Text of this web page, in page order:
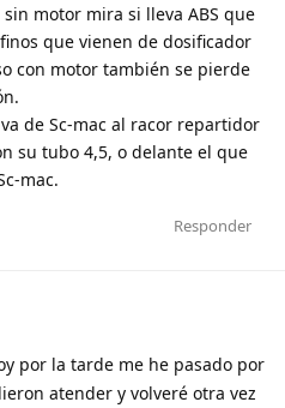
motor mira si lleva ABS que
que vienen de dosificador
con motor también se pierde
de Sc-mac al racor repartidor
su tubo 4,5, o delante el que
mac.
Responder
por la tarde me he pasado por
atender y volveré otra vez